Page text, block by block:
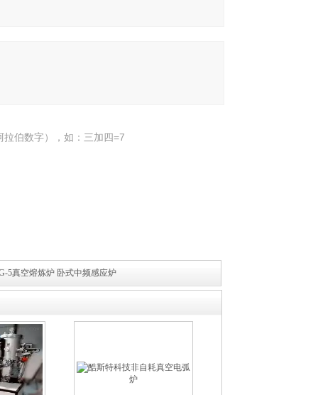
伯数字），如：三加四=7
5真空熔炼炉 卧式中频感应炉